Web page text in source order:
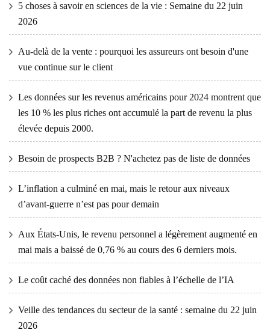
5 choses à savoir en sciences de la vie : Semaine du 22 juin
2026
Au-delà de la vente : pourquoi les assureurs ont besoin d'une
vue continue sur le client
Les données sur les revenus américains pour 2024 montrent que
les 10 % les plus riches ont accumulé la part de revenu la plus
élevée depuis 2000.
Besoin de prospects B2B ? N'achetez pas de liste de données
L’inflation a culminé en mai, mais le retour aux niveaux
d’avant-guerre n’est pas pour demain
Aux États-Unis, le revenu personnel a légèrement augmenté en
mai mais a baissé de 0,76 % au cours des 6 derniers mois.
Le coût caché des données non fiables à l’échelle de l’IA
Veille des tendances du secteur de la santé : semaine du 22 juin
2026